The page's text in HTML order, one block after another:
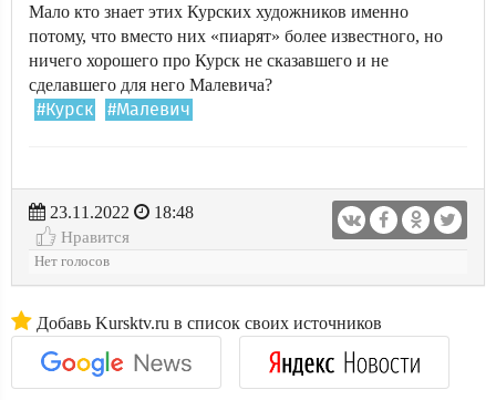
Мало кто знает этих Курских художников именно
потому, что вместо них «пиарят» более известного, но
ничего хорошего про Курск не сказавшего и не
сделавшего для него Малевича?
#Курск #Малевич
23.11.2022
18:48
Нравится
Нет голосов
Добавь Kursktv.ru в список своих источников